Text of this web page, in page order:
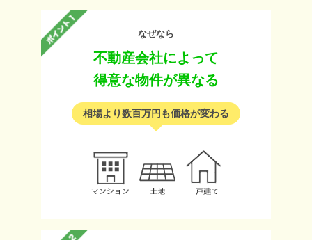
なぜなら
不動産会社によって
得意な物件が異なる
相場より数百万円も価格が変わる